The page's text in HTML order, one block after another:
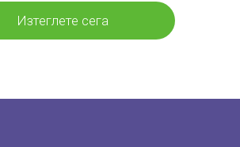
Изтеглете сега